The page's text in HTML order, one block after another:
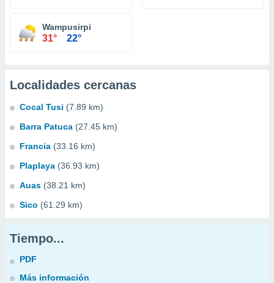
Wampusirpi
31° 22°
Localidades cercanas
Cocal Tusi (7.89 km)
Barra Patuca (27.45 km)
Francia (33.16 km)
Plaplaya (36.93 km)
Auas (38.21 km)
Sico (61.29 km)
Tiempo...
PDF
Más información